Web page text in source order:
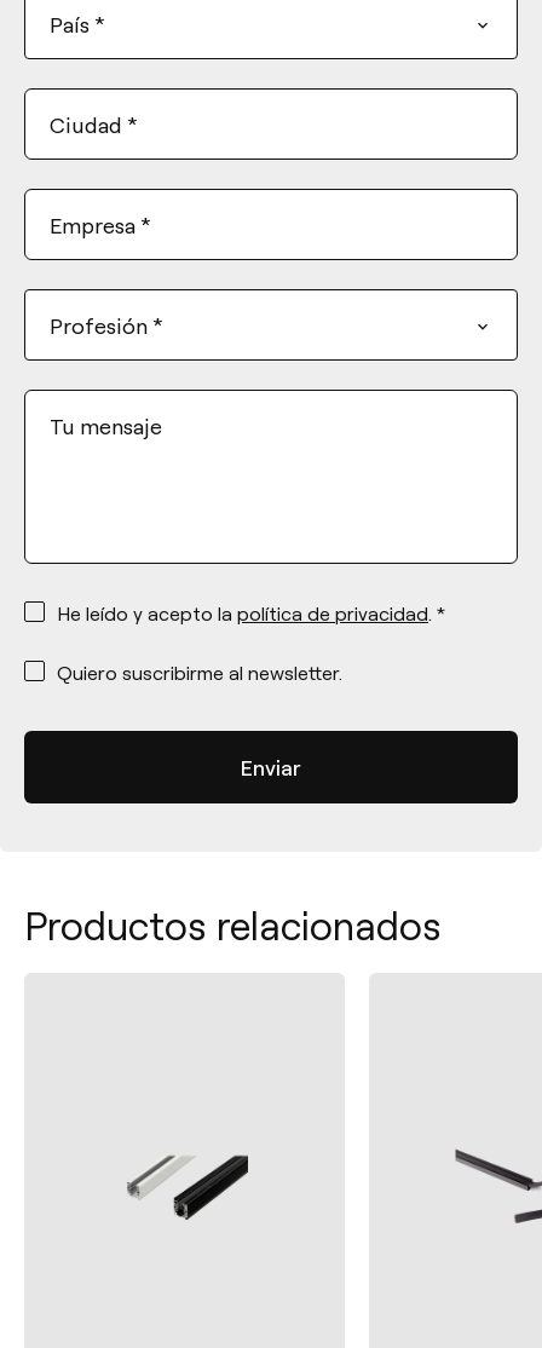
País *
Ciudad *
Empresa *
Profesión *
Tu mensaje
*
He leído y acepto la política de privacidad. *
*
Quiero suscribirme al newsletter.
Productos relacionados